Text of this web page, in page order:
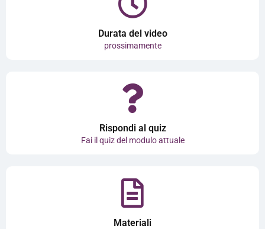
Durata del video
prossimamente
Rispondi al quiz
Fai il quiz del modulo attuale
Materiali